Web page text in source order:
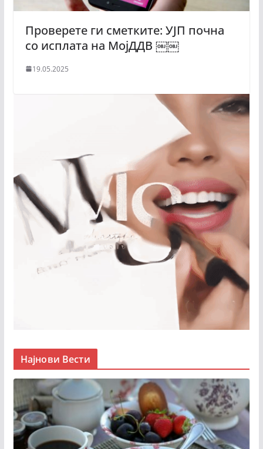
Проверете ги сметките: УЈП почна
со исплата на МојДДВ ￼￼
19.05.2025
Најнови Вести